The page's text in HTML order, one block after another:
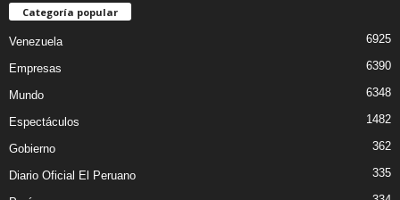
Categoría popular
Venezuela 6925
Empresas 6390
Mundo 6348
Espectáculos 1482
Gobierno 362
Diario Oficial El Peruano 335